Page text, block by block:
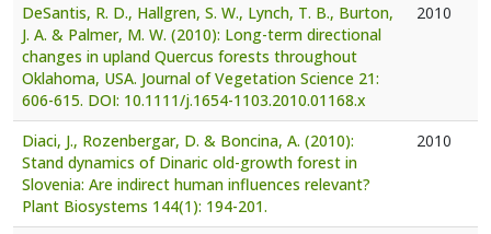
DeSantis, R. D., Hallgren, S. W., Lynch, T. B., Burton,
J. A. & Palmer, M. W. (2010): Long-term directional
changes in upland Quercus forests throughout
Oklahoma, USA. Journal of Vegetation Science 21:
606-615. DOI: 10.1111/j.1654-1103.2010.01168.x
2010
Diaci, J., Rozenbergar, D. & Boncina, A. (2010):
Stand dynamics of Dinaric old-growth forest in
Slovenia: Are indirect human influences relevant?
Plant Biosystems 144(1): 194-201.
2010